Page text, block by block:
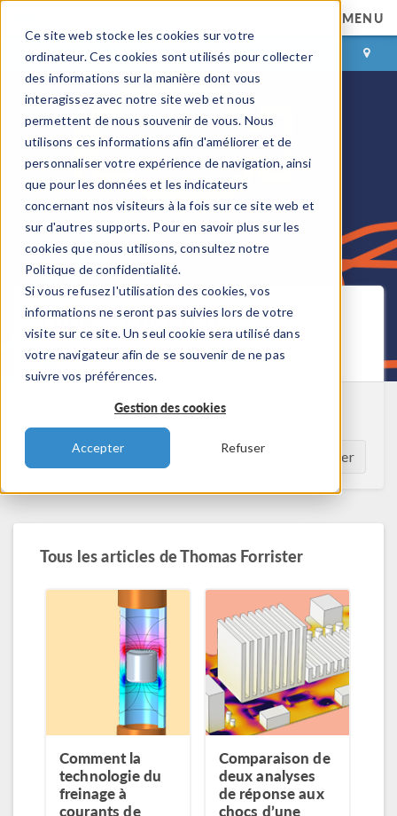
Ce site web stocke les cookies sur votre
ordinateur. Ces cookies sont utilisés pour collecter
des informations sur la manière dont vous
interagissez avec notre site web et nous
permettent de nous souvenir de vous. Nous
utilisons ces informations afin d'améliorer et de
personnaliser votre expérience de navigation, ainsi
que pour les données et les indicateurs
concernant nos visiteurs à la fois sur ce site web et
sur d'autres supports. Pour en savoir plus sur les
cookies que nous utilisons, consultez notre
Politique de confidentialité.
Si vous refusez l'utilisation des cookies, vos
informations ne seront pas suivies lors de votre
visite sur ce site. Un seul cookie sera utilisé dans
votre navigateur afin de se souvenir de ne pas
suivre vos préférences.
Gestion des cookies
Accepter Refuser
MENU
CONNEXION CONTACT
Blog COMSOL
Recevoir les nouveaux articles par email
Rechercher
Tous les articles deThomas Forrister
Comment la
technologie du
freinage à
courants de
Comparaison de
deux analyses
de réponse aux
chocs d’une